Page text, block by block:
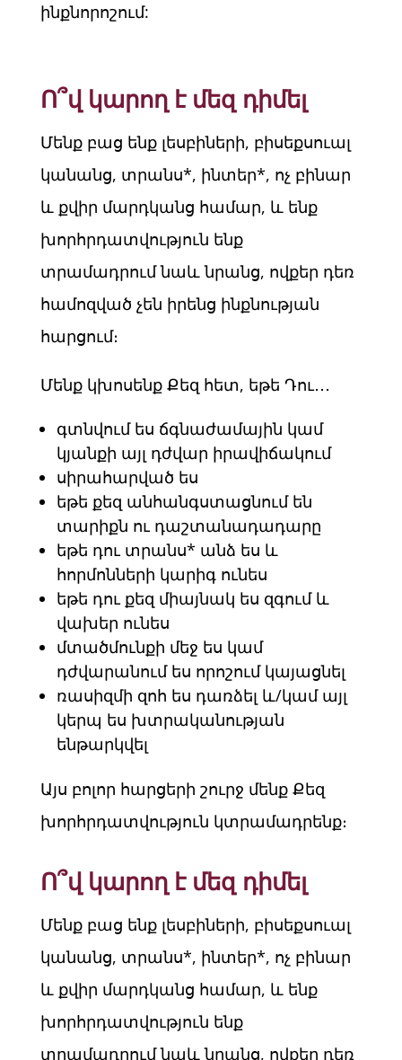
ինքնորոշում:
Ո՞վ կարող է մեզ դիմել
Մենք բաց ենք լեսբիների, բիսեքսուալ
կանանց, տրանս*, ինտեր*, ոչ բինար
և քվիր մարդկանց համար, և ենք
խորհրդատվություն ենք
տրամադրում նաև նրանց, ովքեր դեռ
համոզված չեն իրենց ինքնության
հարցում։
Մենք կխոսենք Քեզ հետ, եթե Դու․․․
գտնվում ես ճգնաժամային կամ
կյանքի այլ դժվար իրավիճակում
սիրահարված ես
եթե քեզ անհանգստացնում են
տարիքն ու դաշտանադադարը
եթե դու տրանս* անձ ես և
հորմոնների կարիգ ունես
եթե դու քեզ միայնակ ես զգում և
վախեր ունես
մտածմունքի մեջ ես կամ
դժվարանում ես որոշում կայացնել
ռասիզմի զոհ ես դառձել և/կամ այլ
կերպ ես խտրականության
ենթարկվել
Այս բոլոր հարցերի շուրջ մենք Քեզ
խորհրդատվություն կտրամադրենք։
Ո՞վ կարող է մեզ դիմել
Մենք բաց ենք լեսբիների, բիսեքսուալ
կանանց, տրանս*, ինտեր*, ոչ բինար
և քվիր մարդկանց համար, և ենք
խորհրդատվություն ենք
տրամադրում նաև նրանց, ովքեր դեռ